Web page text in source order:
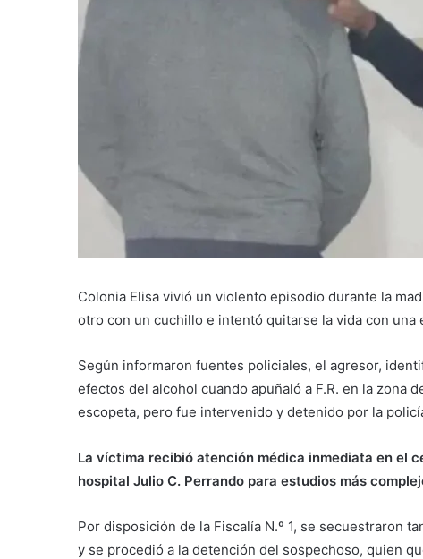
Colonia Elisa vivió un violento episodio durante la
otro con un cuchillo e intentó quitarse la vida con una
Según informaron fuentes policiales, el agresor,
efectos del alcohol cuando apuñaló a F.R. en la zona
escopeta, pero fue intervenido y detenido por la
La víctima recibió atención médica inmediata en el
hospital Julio C. Perrando para estudios más
Por disposición de la Fiscalía N.º 1, se secuestraron
y se procedió a la detención del sospechoso, quien